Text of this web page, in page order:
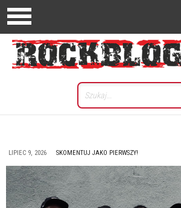
LIPIEC 9, 2026 SKOMENTUJ JAKO PIERWSZY!